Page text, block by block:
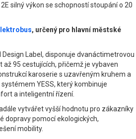
silný výkon se schopností stoupání o 20
, určený pro hlavní městské
Label, disponuje dvanáctimetrovou
až 95 cestujících, přičemž je vybaven
karoserie s uzavřeným kruhem a
YESS, který kombinuje
a inteligentní řízení.
vytvářet vyšší hodnotu pro zákazníky
dopravy pomocí ekologických,
mobility.